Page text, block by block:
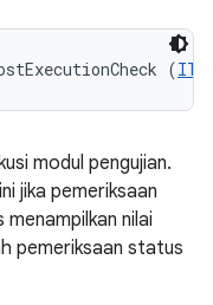
(
modul pengujian.
jika pemeriksaan
nilai
pemeriksaan status